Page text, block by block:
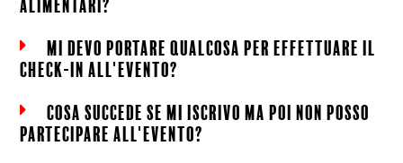
mi devo portare qualcosa per effettuare il
check-in all'evento?
cosa succede se mi iscrivo ma poi non posso
partecipare all'evento?